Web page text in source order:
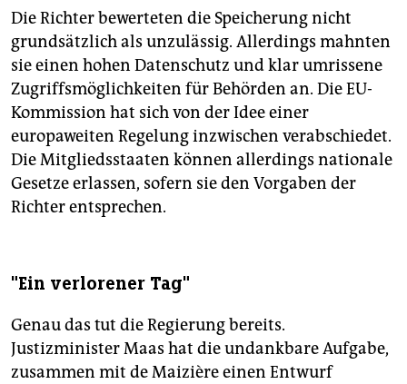
Die Richter bewerteten die Speicherung nicht
grundsätzlich als unzulässig. Allerdings mahnten
sie einen hohen Datenschutz und klar umrissene
Zugriffsmöglichkeiten für Behörden an. Die EU-
Kommission hat sich von der Idee einer
europaweiten Regelung inzwischen verabschiedet.
Die Mitgliedsstaaten können allerdings nationale
Gesetze erlassen, sofern sie den Vorgaben der
Richter entsprechen.
"Ein verlorener Tag"
Genau das tut die Regierung bereits.
Justizminister Maas hat die undankbare Aufgabe,
zusammen mit de Maizière einen Entwurf